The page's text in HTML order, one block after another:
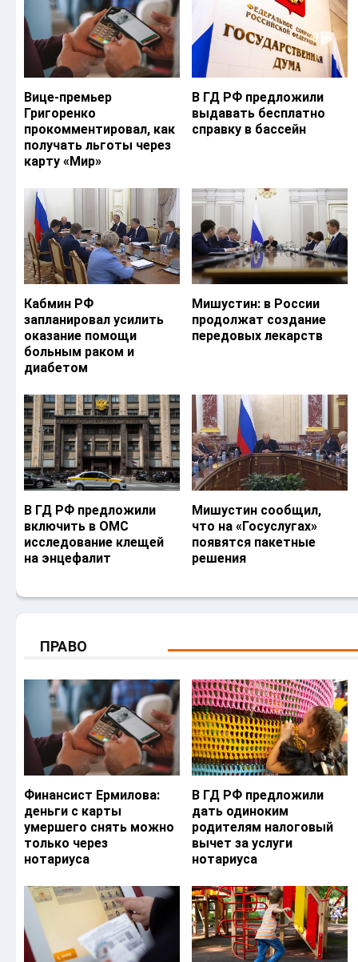
Вице-премьер
Григоренко
прокомментировал, как
получать льготы через
карту «Мир»
В ГД РФ предложили
выдавать бесплатно
справку в бассейн
Кабмин РФ
запланировал усилить
оказание помощи
больным раком и
диабетом
Мишустин: в России
продолжат создание
передовых лекарств
В ГД РФ предложили
включить в ОМС
исследование клещей
на энцефалит
Мишустин сообщил,
что на «Госуслугах»
появятся пакетные
решения
ПРАВО
Финансист Ермилова:
деньги с карты
умершего снять можно
только через
нотариуса
В ГД РФ предложили
дать одиноким
родителям налоговый
вычет за услуги
нотариуса